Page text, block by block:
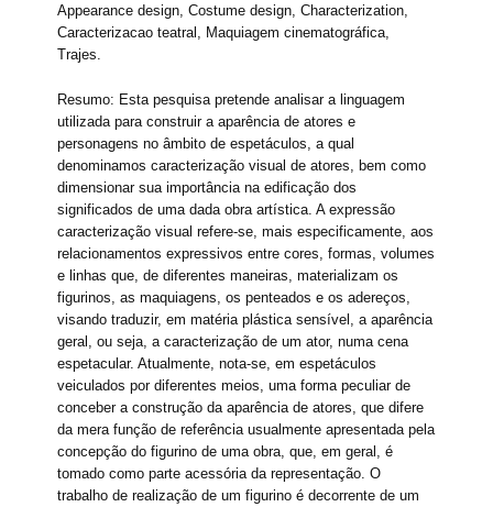
Appearance design, Costume design, Characterization,
Caracterizacao teatral, Maquiagem cinematográfica,
Trajes.
Resumo: Esta pesquisa pretende analisar a linguagem
utilizada para construir a aparência de atores e
personagens no âmbito de espetáculos, a qual
denominamos caracterização visual de atores, bem como
dimensionar sua importância na edificação dos
significados de uma dada obra artística. A expressão
caracterização visual refere-se, mais especificamente, aos
relacionamentos expressivos entre cores, formas, volumes
e linhas que, de diferentes maneiras, materializam os
figurinos, as maquiagens, os penteados e os adereços,
visando traduzir, em matéria plástica sensível, a aparência
geral, ou seja, a caracterização de um ator, numa cena
espetacular. Atualmente, nota-se, em espetáculos
veiculados por diferentes meios, uma forma peculiar de
conceber a construção da aparência de atores, que difere
da mera função de referência usualmente apresentada pela
concepção do figurino de uma obra, que, em geral, é
tomado como parte acessória da representação. O
trabalho de realização de um figurino é decorrente de um